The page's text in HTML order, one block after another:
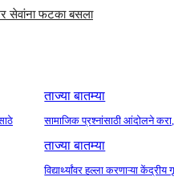
सेवांना फटका बसला
ताज्या बातम्या
सामाजिक प्रश्नांसाठी आंदोलने करा,
ताज्या बातम्या
विद्यार्थ्यांवर हल्ला करणाऱ्या